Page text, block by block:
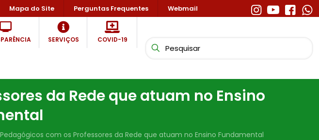
Mapa do Site Perguntas Frequentes Webmail
SERVIÇOS COVID-19
da Rede que atuam no Ensino
com os Professores da Rede que atuam no Ensino Fundamental